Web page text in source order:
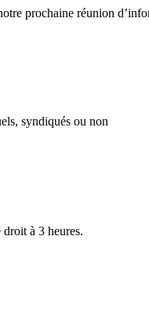
prochaine réunion
syndiqués ou non
à 3 heures.